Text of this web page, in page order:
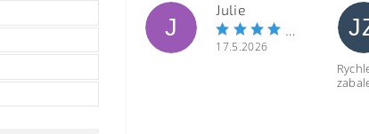
J
Julie
17.5.2026